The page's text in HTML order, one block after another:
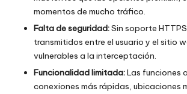
momentos de mucho tráfico.
Falta de seguridad:Sin soporte
transmitidos entre el usuario y el sitio
vulnerables a la interceptación.
Funcionalidad limitada:Las funciones
conexiones más rápidas, ubicaciones